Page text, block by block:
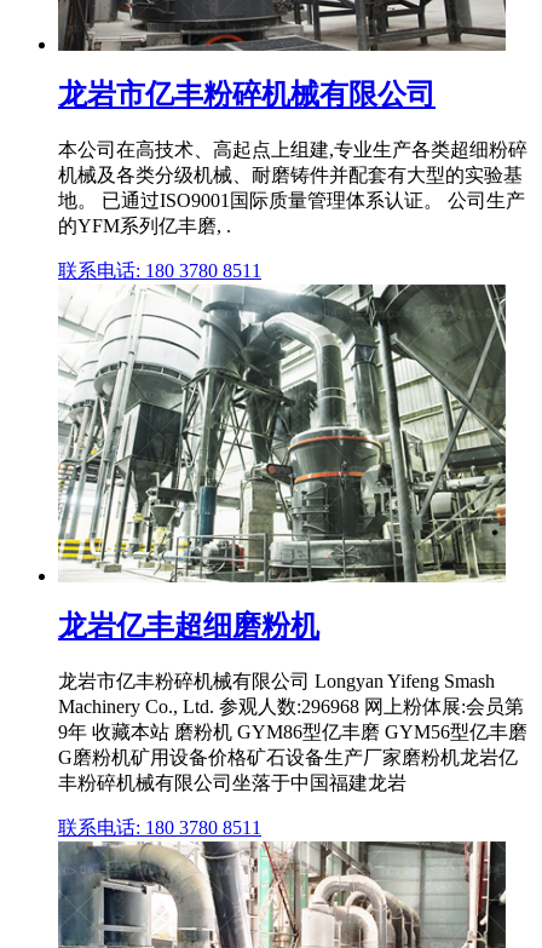
龙岩市亿丰粉碎机械有限公司
本公司在高技术、高起点上组建,专业生产各类超细粉碎
机械及各类分级机械、耐磨铸件并配套有大型的实验基
地。 已通过ISO9001国际质量管理体系认证。 公司生产
的YFM系列亿丰磨, .
联系电话: 180 3780 8511
龙岩亿丰超细磨粉机
龙岩市亿丰粉碎机械有限公司 Longyan Yifeng Smash
Machinery Co., Ltd. 参观人数:296968 网上粉体展:会员第
9年 收藏本站 磨粉机 GYM86型亿丰磨 GYM56型亿丰磨
G磨粉机矿用设备价格矿石设备生产厂家磨粉机龙岩亿
丰粉碎机械有限公司坐落于中国福建龙岩
联系电话: 180 3780 8511